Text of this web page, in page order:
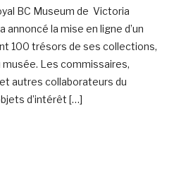
BC Museum de Victoria
annoncé la mise en ligne d’un
100 trésors de ses collections,
musée. Les commissaires,
autres collaborateurs du
d’intérêt […]